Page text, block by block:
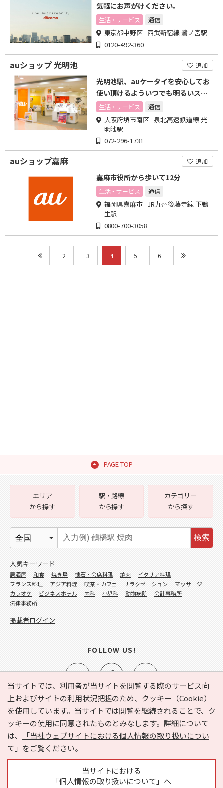
気軽にお声がけください。
生活・サービス 通信
東京都中野区 西武新宿線 鷺ノ宮駅
0120-492-360
auショップ 光明池 追加
光明池駅、auケータイを安心してお
使い頂けるよういつでも明るいスタ
ッフがお待ちしてます！
生活・サービス 通信
大阪府堺市南区 泉北高速鉄道線 光
明池駅
072-296-1731
auショップ嘉麻 追加
嘉麻市役所から歩いて12分
生活・サービス 通信
福岡県嘉麻市 JR九州後藤寺線 下鴨
生駅
0800-700-3058
2 3 4 5 6
PAGE TOP
当サイトでは、利用者が当サイトを閲覧する際のサービス向
上およびサイトの利用状況把握のため、クッキー（Cookie）
を使用しています。当サイトでは閲覧を継続されることで、ク
ッキーの使用に同意されたものとみなします。詳細について
は、
「当社ウェブサイトにおける個人情報の取り扱いについ
て」 をご覧ください。
当サイトにおける
「個人情報の取り扱いについて」へ
e-NAVITA（イーナビタ）とは？ お気に入り
ヘルプ
利用規約
個人情報の取り扱いについて
運営会社
サイトマップ
広告掲載に関するお問い合わせ
エリア
から探す
駅・路線
から探す
カテゴリー
から探す
検索
人気キーワード
居酒屋 和食 焼き鳥 懐石・会席料理 焼肉
イタリア料理
フランス料理
アジア料理 喫茶・カフェ リラクゼーション
マッサージ
カラオケ
ビジネスホテル 内科 小児科 動物病院
会計事務所
法律事務所
掲載者ログイン
FOLLOW US!